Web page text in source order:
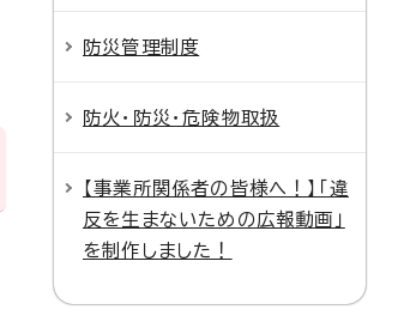
防災管理制度
防火・防災・危険物取扱
【事業所関係者の皆様へ！】「違
反を生まないための広報動画」
を制作しました！